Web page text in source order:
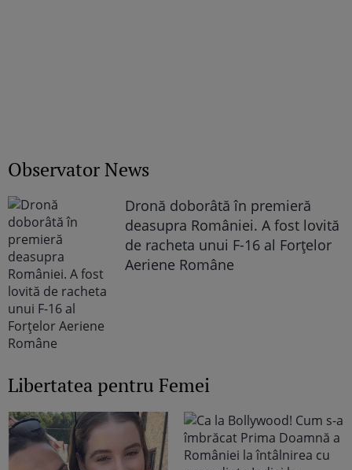
Observator News
Dronă doborâtă în premieră
deasupra României. A fost lovită
de racheta unui F-16 al Forţelor
Aeriene Române
Libertatea pentru Femei